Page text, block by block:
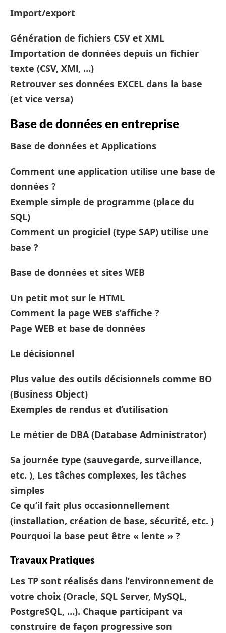
Import/export
Génération de fichiers CSV et XML
Importation de données depuis un fichier
texte (CSV, XMl, …)
Retrouver ses données EXCEL dans la base
(et vice versa)
Base de données en entreprise
Base de données et Applications
Comment une application utilise une base de
données ?
Exemple simple de programme (place du
SQL)
Comment un progiciel (type SAP) utilise une
base ?
Base de données et sites WEB
Un petit mot sur le HTML
Comment la page WEB s’affiche ?
Page WEB et base de données
Le décisionnel
Plus value des outils décisionnels comme BO
(Business Object)
Exemples de rendus et d’utilisation
Le métier de DBA (Database Administrator)
Sa journée type (sauvegarde, surveillance,
etc. ), Les tâches complexes, les tâches
simples
Ce qu’il fait plus occasionnellement
(installation, création de base, sécurité, etc. )
Pourquoi la base peut être « lente » ?
Travaux Pratiques
Les TP sont réalisés dans l’environnement de
votre choix (Oracle, SQL Server, MySQL,
PostgreSQL, …). Chaque participant va
construire de façon progressive son